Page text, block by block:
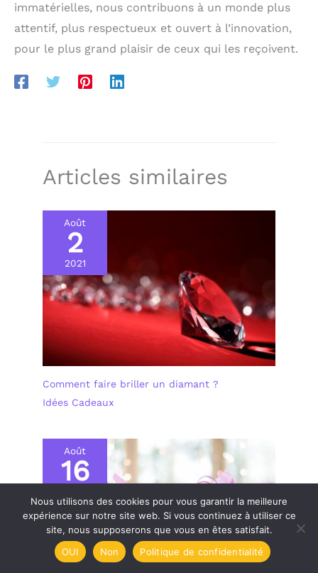
immatérielles, nous contribuons à un monde plus
attentif, plus respectueux et ouvert à l’innovation,
pour le plus grand plaisir de ceux qui les reçoivent.
Articles similaires
Août
2
2021
Comment faire briller un diamant ?
Idées Cadeaux
Août
16
Nous utilisons des cookies pour vous garantir la meilleure
expérience sur notre site web. Si vous continuez à utiliser ce
site, nous supposerons que vous en êtes satisfait.
OUI
Non Politique de confidentialité